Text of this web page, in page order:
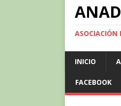
ASOCIACIÓN
INICIO
FACEBOOK